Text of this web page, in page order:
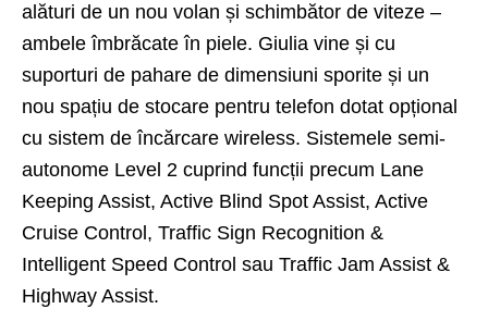
alături de un nou volan și schimbător de viteze –
ambele îmbrăcate în piele. Giulia vine și cu
suporturi de pahare de dimensiuni sporite și un
nou spațiu de stocare pentru telefon dotat opțional
cu sistem de încărcare wireless. Sistemele semi-
autonome Level 2 cuprind funcții precum Lane
Keeping Assist, Active Blind Spot Assist, Active
Cruise Control, Traffic Sign Recognition &
Intelligent Speed Control sau Traffic Jam Assist &
Highway Assist.